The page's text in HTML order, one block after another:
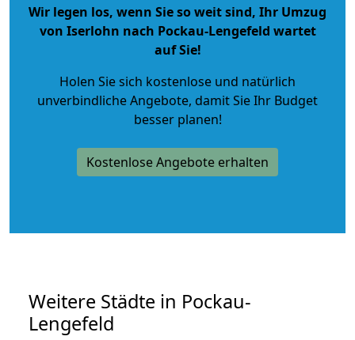
Wir legen los, wenn Sie so weit sind, Ihr Umzug
von Iserlohn nach Pockau-Lengefeld wartet
auf Sie!
Holen Sie sich kostenlose und natürlich
unverbindliche Angebote, damit Sie Ihr Budget
besser planen!
Kostenlose Angebote erhalten
Weitere Städte in Pockau-
Lengefeld